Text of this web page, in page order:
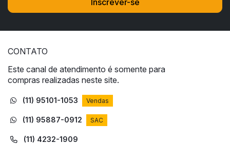
CONTATO
Este canal de atendimento é somente para
compras realizadas neste site.
(11) 95101-1053 Vendas
(11) 95887-0912 SAC
(11) 4232-1909